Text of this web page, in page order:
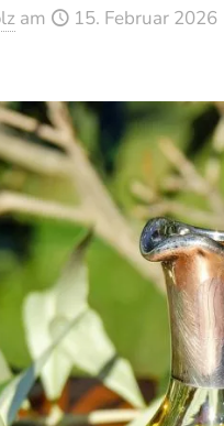
am 15. Februar 2026